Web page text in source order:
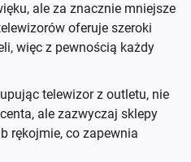
ale za znacznie mniejsze
oferuje szeroki
więc z pewnością każdy
telewizor z outletu, nie
ale zazwyczaj sklepy
rękojmie, co zapewnia